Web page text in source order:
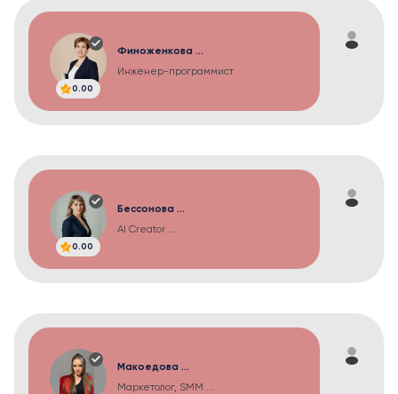
0.00
Финоженкова ...
Инженер-программист
0.00
Бессонова ...
AI Creator ...
Макоедова ...
Маркетолог, SMM ...